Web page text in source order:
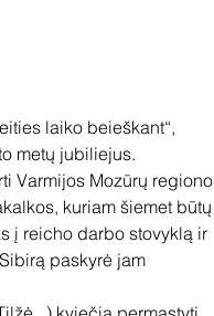
laiko beieškant“,
metų jubiliejus.
Varmijos Mozūrų regiono
kuriam šiemet būtų
į reicho darbo stovyklą ir
paskyrė jam